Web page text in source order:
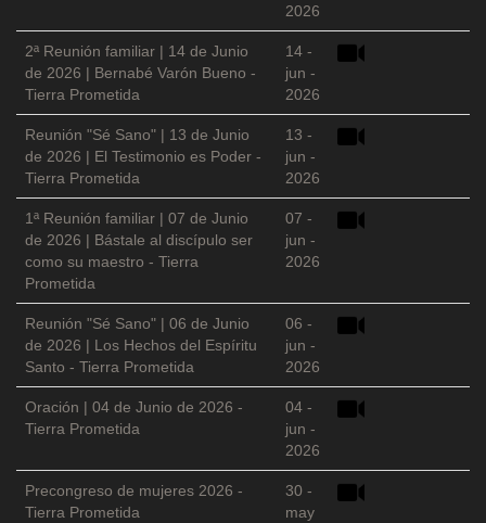
2026
2ª Reunión familiar | 14 de Junio
de 2026 | Bernabé Varón Bueno -
Tierra Prometida
14 -
jun -
2026
Reunión "Sé Sano" | 13 de Junio
de 2026 | El Testimonio es Poder -
Tierra Prometida
13 -
jun -
2026
1ª Reunión familiar | 07 de Junio
de 2026 | Bástale al discípulo ser
como su maestro - Tierra
Prometida
07 -
jun -
2026
Reunión "Sé Sano" | 06 de Junio
de 2026 | Los Hechos del Espíritu
Santo - Tierra Prometida
06 -
jun -
2026
Oración | 04 de Junio de 2026 -
Tierra Prometida
04 -
jun -
2026
Precongreso de mujeres 2026 -
Tierra Prometida
30 -
may